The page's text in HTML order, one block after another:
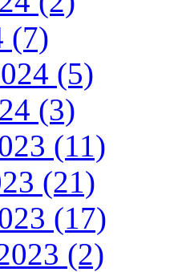
(7)
(5)
(3)
(11)
(21)
(17)
(2)